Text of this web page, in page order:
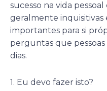
sucesso na vida
geralmente inquisitivas
importantes para si
perguntas que
dias.
1. Eu devo fazer isto?